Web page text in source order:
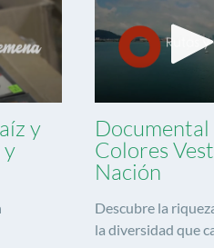
y
y
Documental
Colores
Nación
Descubre la
la diversidad que